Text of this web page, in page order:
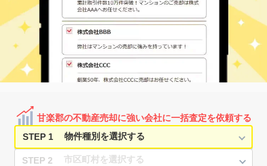
甘楽郡の不動産売却に強い会社に一括査定を依頼する
STEP 1
STEP 2